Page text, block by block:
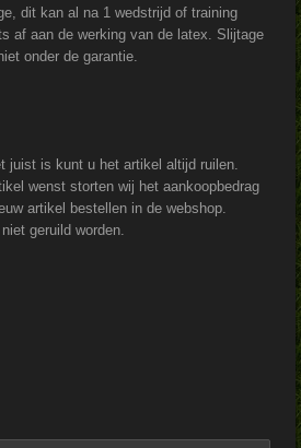
dit kan al na 1 wedstrijd of training
af aan de werking van de latex. Slijtage
onder de garantie.
juist is kunt u het artikel altijd ruilen.
wenst storten wij het aankoopbedrag
artikel bestellen in de webshop.
geruild worden.